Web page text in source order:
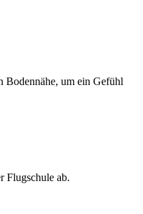
Bodennähe, um ein Gefühl
Flugschule ab.